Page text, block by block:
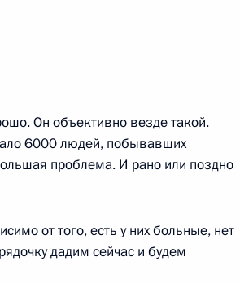
года
Он объективно везде такой.
6000 людей, побывавших
проблема. И рано или поздно
от того, есть у них больные, нет
дадим сейчас и будем